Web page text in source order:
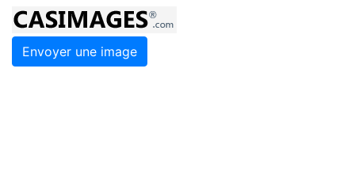
Envoyer une image